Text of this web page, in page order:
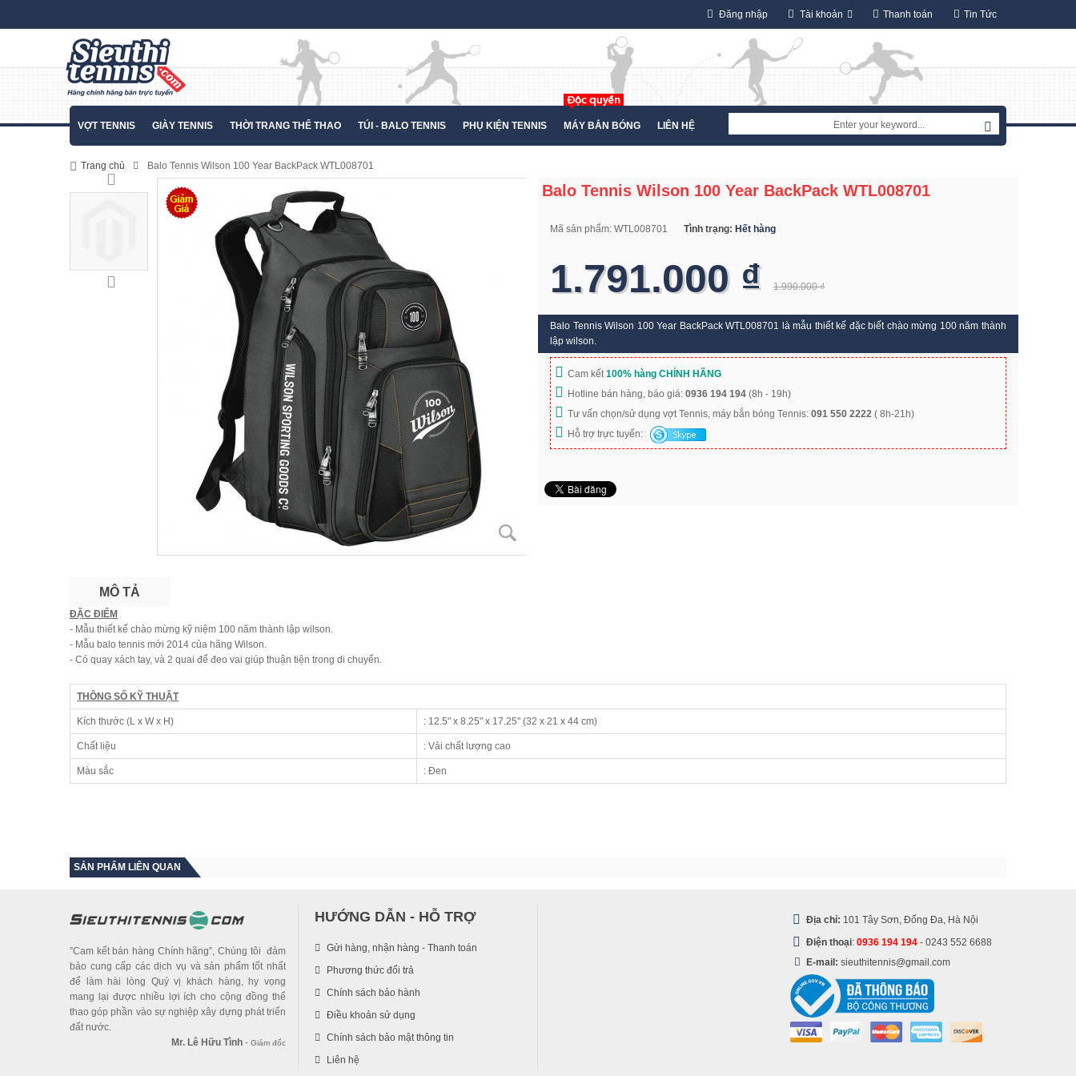
Thanh toán Tin Tức
Tài khoản
Đăng nhập
VỢT TENNIS GIÀY TENNIS THỜI TRANG THỂ THAO TÚI - BALO TENNIS PHỤ KIỆN TENNIS MÁY BẮN BÓNG LIÊN HỆ
Trang chủ Balo Tennis Wilson 100 Year BackPack WTL008701
Balo Tennis Wilson 100 Year BackPack WTL008701
Mã sản phẩm: WTL008701 Tình trạng: Hết hàng
1.990.000 ₫
1.791.000 ₫
Balo Tennis Wilson 100 Year BackPack WTL008701 là mẫu thiết kế đặc biết chào mừng 100 năm thành
lập wilson.
Cam kết100% hàng CHÍNH HÃNG
Hotline bán hàng, báo giá: 0936 194 194 (8h - 19h)
Tư vấn chọn/sử dụng vợt Tennis, máy bắn bóng Tennis: 091 550 2222 ( 8h-21h)
Hỗ trợ trực tuyến:
MÔ TẢ
ĐẶC ĐIỂM
- Mẫu thiết kế chào mừng kỹ niệm 100 năm thành lập wilson.
- Mẫu balo tennis mới 2014 của hãng Wilson.
- Có quay xách tay, và 2 quai để đeo vai giúp thuận tiện trong di chuyển.
THÔNG SỐ KỸ THUẬT
Kích thước (L x W x H) : 12.5" x 8.25" x 17.25" (32 x 21 x 44 cm)
Chất liệu : Vải chất lượng cao
Màu sắc : Đen
SẢN PHẨM LIÊN QUAN
”Cam kết bán hàng Chính hãng”, Chúng tôi đảm
bảo cung cấp các dịch vụ và sản phẩm tốt nhất
để làm hài lòng Quý vị khách hàng, hy vọng
mang lại được nhiều lợi ích cho cộng đồng thể
thao góp phần vào sự nghiệp xây dựng phát triển
đất nước.
Mr. Lê Hữu Tình - Giám đốc
HƯỚNG DẪN - HỖ TRỢ
Gửi hàng, nhận hàng - Thanh toán
Phương thức đổi trả
Chính sách bảo hành
Điều khoản sử dụng
Chính sách bảo mật thông tin
Liên hệ
Địa chỉ: 101 Tây Sơn, Đống Đa, Hà Nội
Điện thoại: 0936 194 194 - 0243 552 6688
E-mail: sieuthitennis@gmail.com